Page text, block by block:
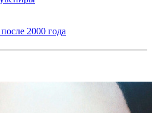
2000 года